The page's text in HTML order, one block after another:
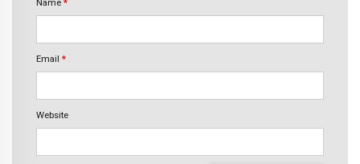
Name *
Email *
Website